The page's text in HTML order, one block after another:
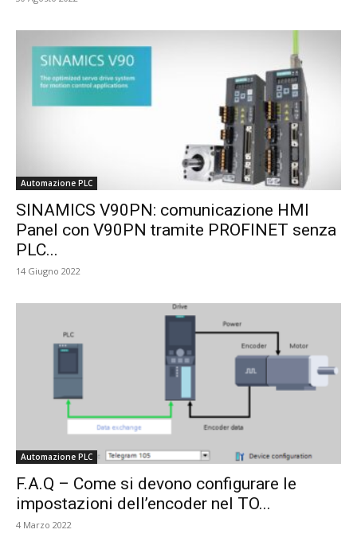
Automazione PLC
SINAMICS V90PN: comunicazione HMI
Panel con V90PN tramite PROFINET senza
PLC...
14 Giugno 2022
Automazione PLC
F.A.Q – Come si devono configurare le
impostazioni dell’encoder nel TO...
4 Marzo 2022